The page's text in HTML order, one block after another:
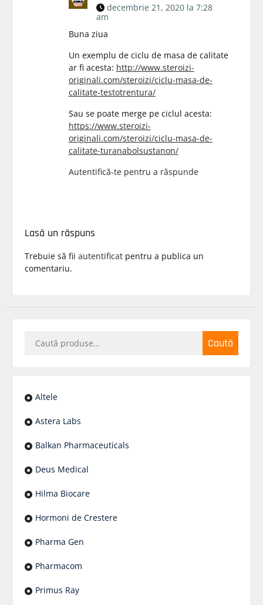
decembrie 21, 2020 la 7:28
am
Buna ziua
Un exemplu de ciclu de masa de calitate
ar fi acesta: http://www.steroizi-
originali.com/steroizi/ciclu-masa-de-
calitate-testotrentura/
Sau se poate merge pe ciclul acesta:
https://www.steroizi-
originali.com/steroizi/ciclu-masa-de-
calitate-turanabolsustanon/
Autentifică-te pentru a răspunde
Lasă un răspuns
Trebuie să fii autentificatpentru a publica un
comentariu.
după:
Caută
Altele
Astera Labs
Balkan Pharmaceuticals
Deus Medical
Hilma Biocare
Hormoni de Crestere
Pharma Gen
Pharmacom
Primus Ray